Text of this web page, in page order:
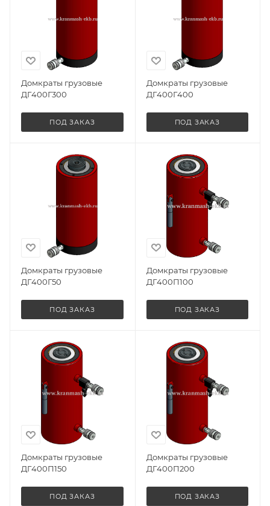
Домкраты грузовые
ДГ400Г300
ПОД ЗАКАЗ
Домкраты грузовые
ДГ400Г400
ПОД ЗАКАЗ
Домкраты грузовые
ДГ400Г50
ПОД ЗАКАЗ
Домкраты грузовые
ДГ400П100
ПОД ЗАКАЗ
Домкраты грузовые
ДГ400П150
ПОД ЗАКАЗ
Домкраты грузовые
ДГ400П200
ПОД ЗАКАЗ